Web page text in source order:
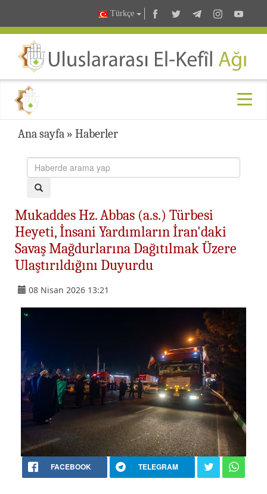
Türkçe
Ana sayfa » Haberler
Mukaddes Hz. Abbas (a.s.) Türbesi
Heyeti, İnsani Yardımların İran'daki
Savaş Mağdurlarına Dağıtılmak Üzere
Ulaştırıldığını Duyurdu
08 Nisan 2026 13:21
FACEBOOK TELEGRAM